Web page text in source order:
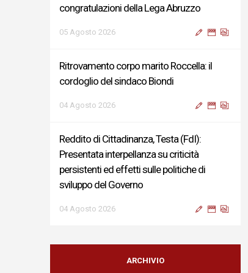
congratulazioni della Lega Abruzzo
05 Agosto 2026
Ritrovamento corpo marito Roccella: il
cordoglio del sindaco Biondi
04 Agosto 2026
Reddito di Cittadinanza, Testa (FdI):
Presentata interpellanza su criticità
persistenti ed effetti sulle politiche di
sviluppo del Governo
04 Agosto 2026
Sigismondi, Liris e Testa: “Profondo
cordoglio e vicinanza al Ministro Roccella e
ARCHIVIO